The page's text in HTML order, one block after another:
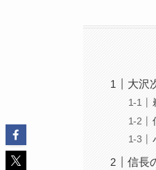
大沢
信長